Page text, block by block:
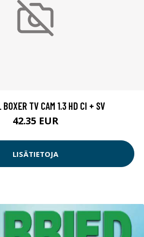
BOXER TV CAM 1.3 HD CI + SV
42.35 EUR
LISÄTIETOJA